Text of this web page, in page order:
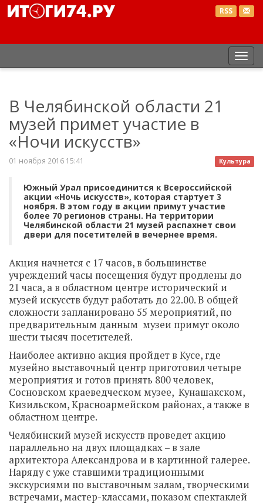
RSS
В Челябинской области 21
музей примет участие в
«Ночи искусств»
Культура
01 ноября 2016 15:41
Южный Урал присоединится к Всероссийской
акции «Ночь искусств», которая стартует 3
ноября. В этом году в акции примут участие
более 70 регионов страны. На территории
Челябинской области 21 музей распахнет свои
двери для посетителей в вечернее время.
Акция начнется с 17 часов, в большинстве
учреждений часы посещения будут продлены до
21 часа, а в областном центре исторический и
музей искусств будут работать до 22.00. В общей
сложности запланировано 55 мероприятий, по
предварительным данным музеи примут около
шести тысяч посетителей.
Наиболее активно акция пройдет в Кусе, где
музейно выставочный центр приготовил четыре
мероприятия и готов принять 800 человек,
Сосновском краеведческом музее, Кунашакском,
Кизильском, Красноармейском районах, а также в
областном центре.
Челябинский музей искусств проведет акцию
параллельно на двух площадках – в зале
архитектора Александрова и в картинной галерее.
Наряду с уже ставшими традиционными
экскурсиями по выставочным залам, творческими
встречами, мастер-классами, показом спектаклей